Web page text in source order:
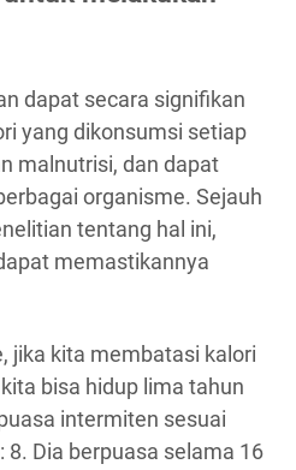
dapat secara signifikan
yang dikonsumsi setiap
malnutrisi, dan dapat
organisme. Sejauh
tentang hal ini,
memastikannya
jika kita membatasi kalori
bisa hidup lima tahun
intermiten sesuai
8. Dia berpuasa selama 16